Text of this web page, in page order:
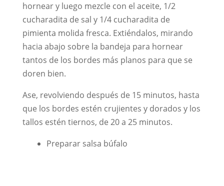
hornear y luego mezcle con el aceite, 1/2
cucharadita de sal y 1/4 cucharadita de
pimienta molida fresca. Extiéndalos, mirando
hacia abajo sobre la bandeja para hornear
tantos de los bordes más planos para que se
doren bien.
Ase, revolviendo después de 15 minutos, hasta
que los bordes estén crujientes y dorados y los
tallos estén tiernos, de 20 a 25 minutos.
Preparar salsa búfalo